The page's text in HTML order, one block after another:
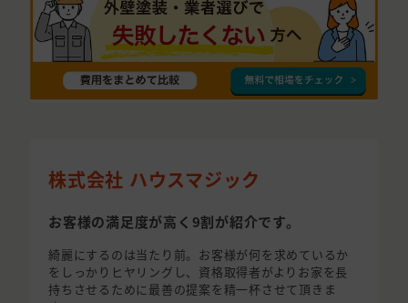
株式会社 ハウスマジック
お客様の満足度が高く9割が紹介です。
綺麗にするのは当たり前。お客様が何を求めているか
をしっかりヒヤリングし、資格取得者がよりお家を長
持ちさせるために最善の提案を精一杯させて頂きま